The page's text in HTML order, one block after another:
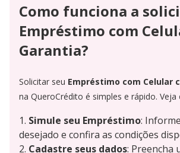
Como funciona a
Empréstimo com
Garantia?
Solicitar seu Empréstimo com Celular
na QueroCrédito é simples e rápido. Veja
Simule seu Empréstimo:
desejado e confira as condições
Cadastre seus dados: Preencha